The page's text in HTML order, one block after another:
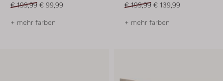
€ 199,99 € 99,99
+ mehr farben
€ 199,99 € 139,99
+ mehr farben